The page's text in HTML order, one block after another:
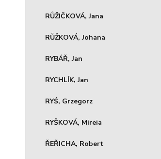
RŮŽIČKOVÁ, Jana
RŮŽKOVÁ, Johana
RYBÁŘ, Jan
RYCHLÍK, Jan
RYŚ, Grzegorz
RYŠKOVÁ, Mireia
ŘEŘICHA, Robert